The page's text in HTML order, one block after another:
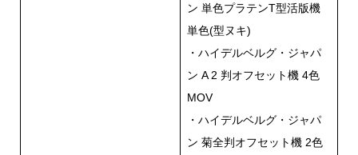
ン 単色プラテンT型活版機
単色(型ヌキ)
・ハイデルベルグ・ジャパ
ン A 2 判オフセット機 4色
MOV
・ハイデルベルグ・ジャパ
ン 菊全判オフセット機 2色